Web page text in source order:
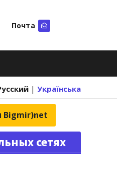
Почта
| Українська
Bigmir)net
сетях